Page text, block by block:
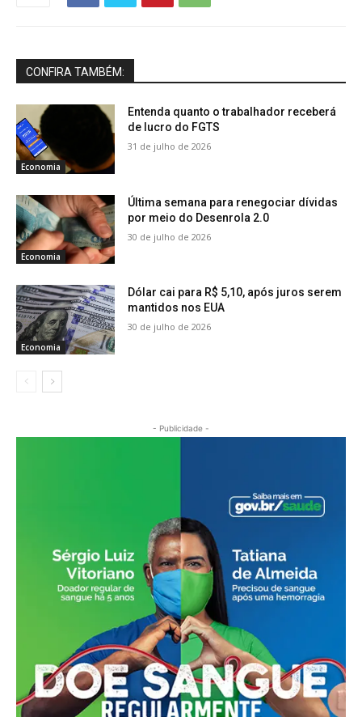
CONFIRA TAMBÉM:
Economia
Entenda quanto o trabalhador receberá
de lucro do FGTS
31 de julho de 2026
Economia
Última semana para renegociar dívidas
por meio do Desenrola 2.0
30 de julho de 2026
Economia
Dólar cai para R$ 5,10, após juros serem
mantidos nos EUA
30 de julho de 2026
- Publicidade -